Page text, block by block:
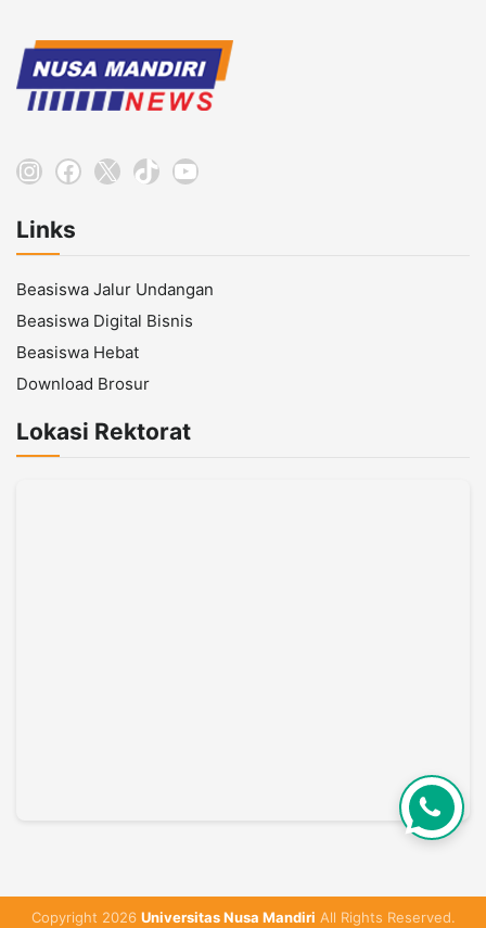
Instagram
Facebook
X TikTokYouTube
Links
Beasiswa Jalur Undangan
Beasiswa Digital Bisnis
Beasiswa Hebat
Download Brosur
Lokasi Rektorat
Copyright 2026 Universitas Nusa Mandiri All Rights Reserved.